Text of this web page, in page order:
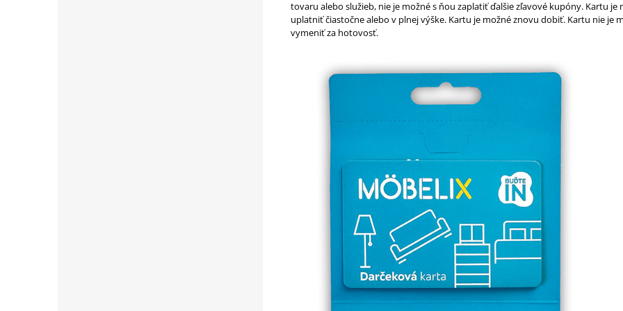
tovaru alebo služieb, nie je možné s ňou zaplatiť ďalšie zľavové kupóny. Kartu je
uplatniť čiastočne alebo v plnej výške. Kartu je možné znovu dobiť. Kartu nie je
vymeniť za hotovosť.